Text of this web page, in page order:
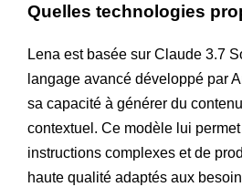
Quelles technologies
Lena est basée sur Claude 3.7
langage avancé développé par
sa capacité à générer du
contextuel. Ce modèle lui
instructions complexes et de
haute qualité adaptés aux